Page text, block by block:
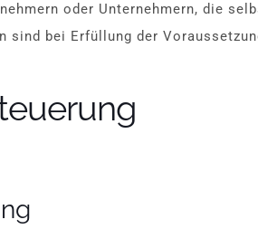
oder Unternehmern, die
sind bei Erfüllung der